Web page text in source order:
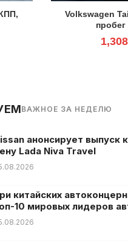
Volkswagen
пробег
ВАЖНОЕ ЗА НЕДЕЛЮ
анонсирует выпуск
Lada Niva Travel
китайских
10 мировых лидеров